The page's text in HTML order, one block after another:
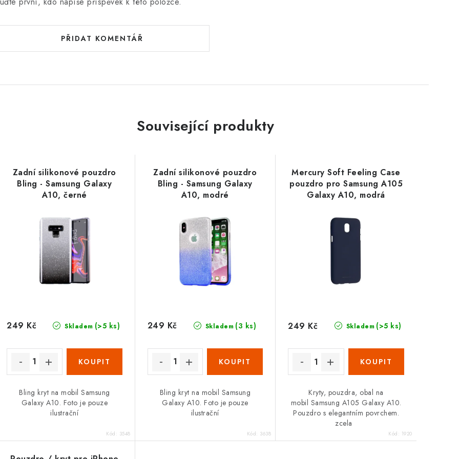
PŘIDAT KOMENTÁŘ
Související produkty
Zadní silikonové pouzdro
Bling - Samsung Galaxy
A10, černé
Skladem (>5 ks)
249 Kč
Bling kryt na mobil Samsung
Galaxy A10. Foto je pouze
ilustrační
Kód: 3548
Zadní silikonové pouzdro
Bling - Samsung Galaxy
A10, modré
Skladem (3 ks)
249 Kč
Bling kryt na mobil Samsung
Galaxy A10. Foto je pouze
ilustrační
Kód: 3638
Mercury Soft Feeling Case
pouzdro pro Samsung A105
Galaxy A10, modrá
Skladem (>5 ks)
249 Kč
Kryty, pouzdra, obal na
mobil Samsung A105 Galaxy A10.
Pouzdro s elegantním povrchem.
zcela
Kód: 1920